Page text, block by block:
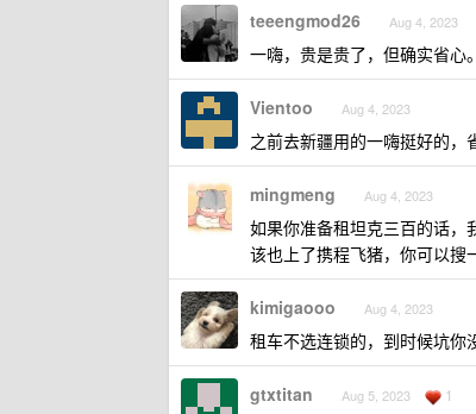
teeengmod26 Aug 4, 2023
一嗨，贵是贵了，但确实省心
Vientoo Aug 4, 2023
之前去新疆用的一嗨挺好的，
mingmeng Aug 4, 2023
如果你准备租坦克三百的话，
该也上了携程飞猪，你可以搜
kimigaooo Aug 4, 2023
租车不选连锁的，到时候坑你
gtxtitan Aug 5, 2023 1